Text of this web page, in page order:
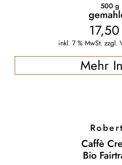
500 g
17,50
inkl. 7 % MwSt. zzgl.
Mehr
Caffè
Bio